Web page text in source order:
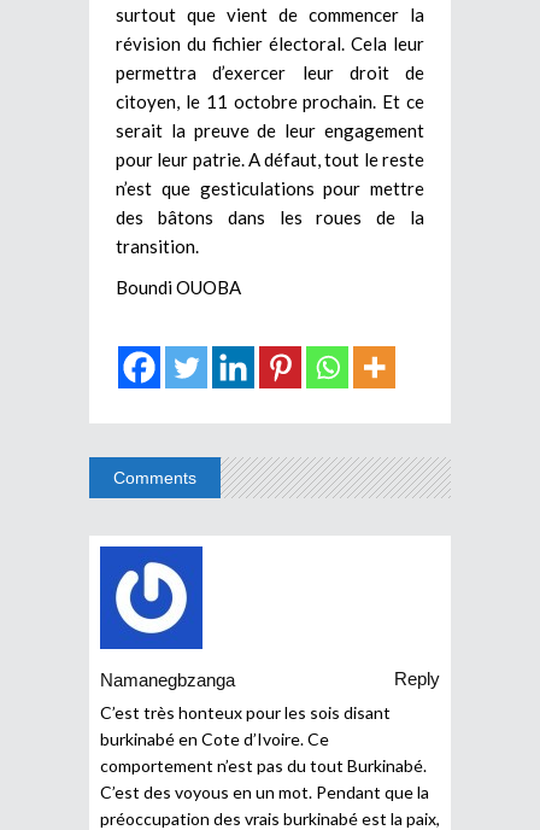
surtout que vient de commencer la
révision du fichier électoral. Cela leur
permettra d’exercer leur droit de
citoyen, le 11 octobre prochain. Et ce
serait la preuve de leur engagement
pour leur patrie. A défaut, tout le reste
n’est que gesticulations pour mettre
des bâtons dans les roues de la
transition.
Boundi OUOBA
Comments
Namanegbzanga
Reply
C’est très honteux pour les sois disant
burkinabé en Cote d’Ivoire. Ce
comportement n’est pas du tout Burkinabé.
C’est des voyous en un mot. Pendant que la
préoccupation des vrais burkinabé est la paix,